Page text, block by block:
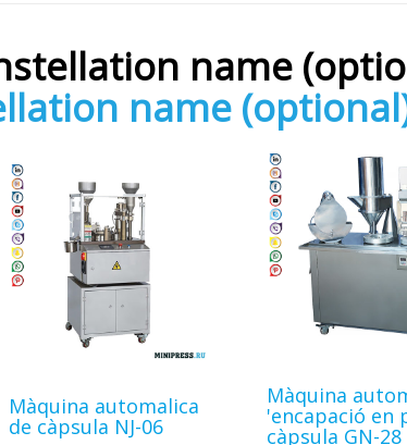
name
name
Màquina automalica
de càpsula NJ-06
Màquina
'encapació en
càpsula GN-28